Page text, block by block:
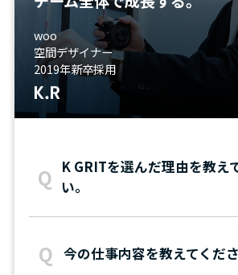
woo
空間デザイナー
2019年新卒採用
K.R
K GRITを選んだ理由を教え
い。
今の仕事内容を教えてくださ